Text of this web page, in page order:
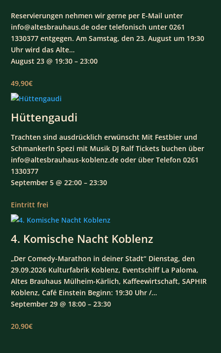
Reservierungen nehmen wir gerne per E-Mail unter
info@altesbrauhaus.de oder telefonisch unter 0261
1330377 entgegen. Am Samstag, den 23. August um 19:30
Uhr wird das Alte…
August 23 @ 19:30 – 23:00
49,90€
Hüttengaudi
Trachten sind ausdrücklich erwünscht Mit Festbier und
Schmankerln Spezi mit Musik DJ Ralf Tickets buchen über
info@altesbrauhaus-koblenz.de oder über Telefon 0261
1330377
September 5 @ 22:00 – 23:30
Eintritt frei
4. Komische Nacht Koblenz
„Der Comedy-Marathon in deiner Stadt“ Dienstag, den
29.09.2026 Kulturfabrik Koblenz, Eventschiff La Paloma,
Altes Brauhaus Mülheim-Kärlich, Kaffeewirtschaft, SAPHIR
Koblenz, Café Einstein Beginn: 19:30 Uhr /…
September 29 @ 18:00 – 23:30
20,90€